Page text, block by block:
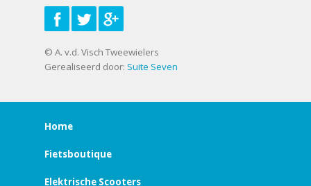
© A. v.d. Visch Tweewielers
Gerealiseerd door: Suite Seven
Home
Fietsboutique
Elektrische Scooters